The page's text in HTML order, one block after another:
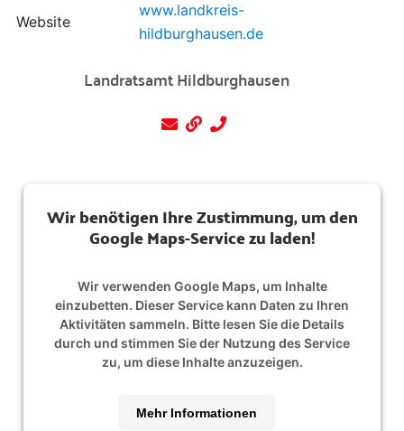
Website
www.landkreis-
hildburghausen.de
Landratsamt Hildburghausen
Wir benötigen Ihre Zustimmung, um den
Google Maps-Service zu laden!
Wir verwenden Google Maps, um Inhalte
einzubetten. Dieser Service kann Daten zu Ihren
Aktivitäten sammeln. Bitte lesen Sie die Details
durch und stimmen Sie der Nutzung des Service
zu, um diese Inhalte anzuzeigen.
Mehr Informationen